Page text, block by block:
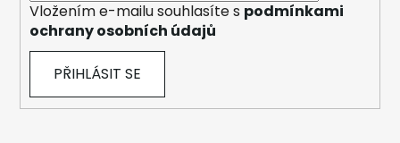
Vložením e-mailu souhlasíte s podmínkami
ochrany osobních údajů
PŘIHLÁSIT SE